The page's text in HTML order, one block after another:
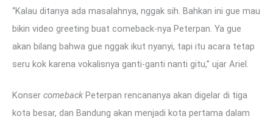
“Kalau ditanya ada masalahnya, nggak sih. Bahkan ini gue mau
bikin video greeting buat comeback-nya Peterpan. Ya gue
akan bilang bahwa gue nggak ikut nyanyi, tapi itu acara tetap
seru kok karena vokalisnya ganti-ganti nanti gitu,” ujar Ariel.
Konser comeback Peterpan rencananya akan digelar di tiga
kota besar, dan Bandung akan menjadi kota pertama dalam